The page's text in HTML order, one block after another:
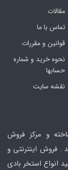
مقالات
تماس با ما
قوانین و مقررات
نحوه خرید و شماره
حسابها
نقشه سایت
و مرکز فروش
اینترنتی و
انواع استخر بادی